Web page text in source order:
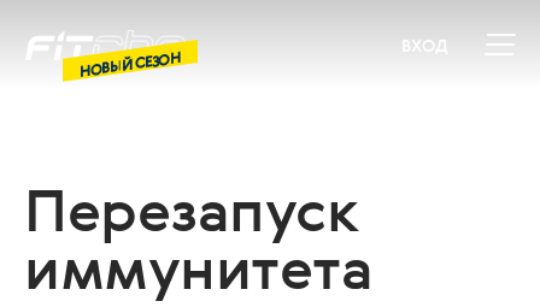
Перезапуск
иммунитета
НОВЫЙ СЕЗОН
ВХОД